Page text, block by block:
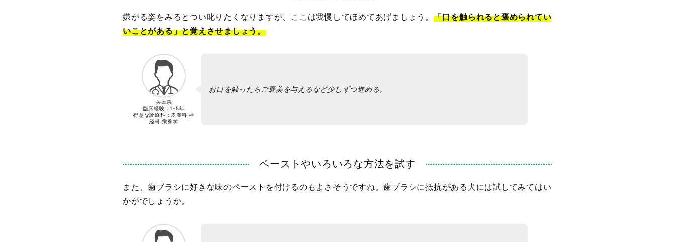
嫌がる姿をみるとつい叱りたくなりますが、ここは我慢してほめてあげましょう。 「口を触られると褒められてい
いことがある」と覚えさせましょう。
兵庫県
臨床経験：1-5年
得意な診療科：皮膚科,神
経科,栄養学
お口を触ったらご褒美を与えるなど少しずつ進める。
ペーストやいろいろな方法を試す
また、歯ブラシに好きな味のペーストを付けるのもよさそうですね。歯ブラシに抵抗がある犬には試してみてはい
かがでしょうか。